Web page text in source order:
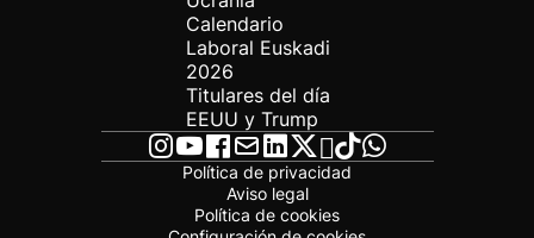
Calendario
Laboral Euskadi
2026
Titulares del día
EEUU y Trump
Política de privacidad
Aviso legal
Política de cookies